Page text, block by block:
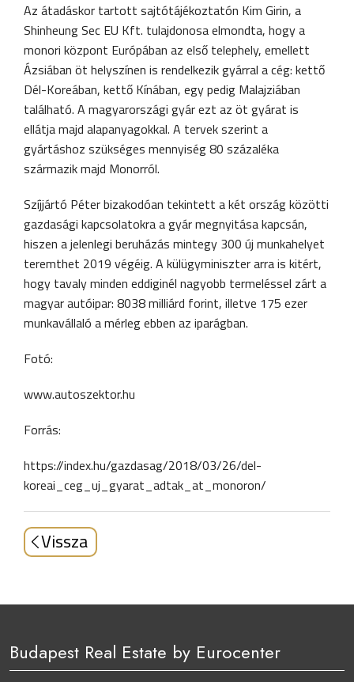
Az átadáskor tartott sajtótájékoztatón Kim Girin, a
Shinheung Sec EU Kft. tulajdonosa elmondta, hogy a
monori központ Európában az első telephely, emellett
Ázsiában öt helyszínen is rendelkezik gyárral a cég: kettő
Dél-Koreában, kettő Kínában, egy pedig Malajziában
található. A magyarországi gyár ezt az öt gyárat is
ellátja majd alapanyagokkal. A tervek szerint a
gyártáshoz szükséges mennyiség 80 százaléka
származik majd Monorról.
Szíjjártó Péter bizakodóan tekintett a két ország közötti
gazdasági kapcsolatokra a gyár megnyitása kapcsán,
hiszen a jelenlegi beruházás mintegy 300 új munkahelyet
teremthet 2019 végéig. A külügyminiszter arra is kitért,
hogy tavaly minden eddiginél nagyobb termeléssel zárt a
magyar autóipar: 8038 milliárd forint, illetve 175 ezer
munkavállaló a mérleg ebben az iparágban.
Fotó:
www.autoszektor.hu
Forrás:
https://index.hu/gazdasag/2018/03/26/del-
koreai_ceg_uj_gyarat_adtak_at_monoron/
Vissza
Budapest Real Estate by Eurocenter